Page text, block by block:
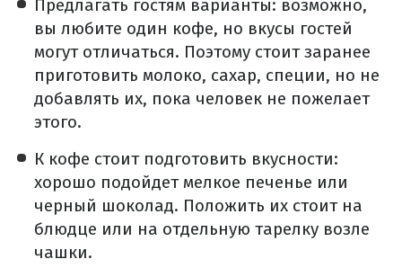
Предлагать гостям варианты: возможно,
вы любите один кофе, но вкусы гостей
могут отличаться. Поэтому стоит заранее
приготовить молоко, сахар, специи, но не
добавлять их, пока человек не пожелает
этого.
К кофе стоит подготовить вкусности:
хорошо подойдет мелкое печенье или
черный шоколад. Положить их стоит на
блюдце или на отдельную тарелку возле
чашки.